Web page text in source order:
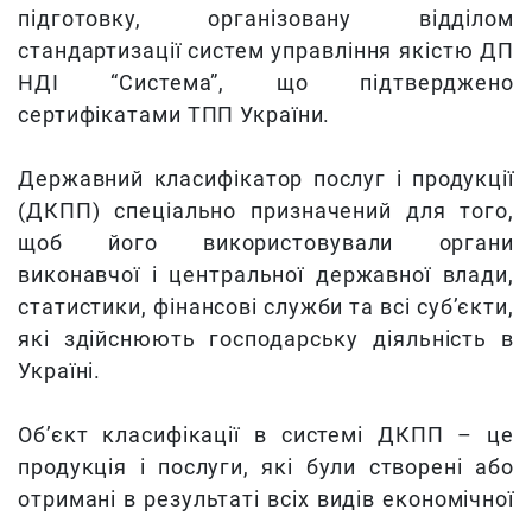
підготовку, організовану відділом
стандартизації систем управління якістю ДП
НДІ “Система”, що підтверджено
сертифікатами ТПП України.
Державний класифікатор послуг і продукції
(ДКПП) спеціально призначений для того,
щоб його використовували органи
виконавчої і центральної державної влади,
статистики, фінансові служби та всі суб’єкти,
які здійснюють господарську діяльність в
Україні.
Об’єкт класифікації в системі ДКПП – це
продукція і послуги, які були створені або
отримані в результаті всіх видів економічної